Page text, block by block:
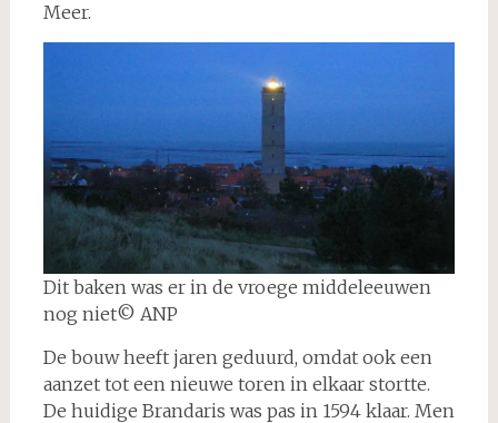
Meer.
Dit baken was er in de vroege middeleeuwen
nog niet© ANP
De bouw heeft jaren geduurd, omdat ook een
aanzet tot een nieuwe toren in elkaar stortte.
De huidige Brandaris was pas in 1594 klaar. Men